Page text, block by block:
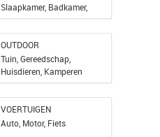
Slaapkamer, Badkamer,
Kant...
OUTDOOR
Tuin, Gereedschap,
Huisdieren, Kamperen
VOERTUIGEN
Auto, Motor, Fiets